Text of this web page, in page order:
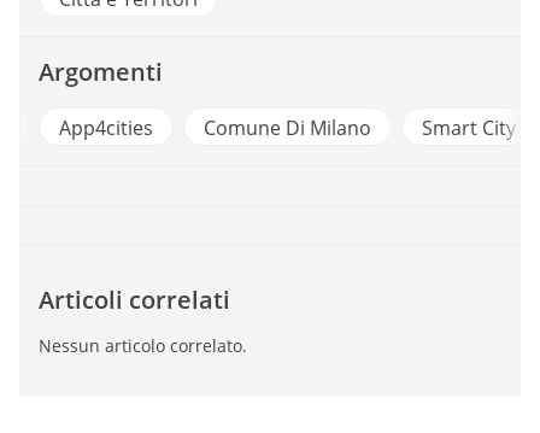
Argomenti
App4cities Comune Di Milano Smart City
Articoli correlati
Nessun articolo correlato.